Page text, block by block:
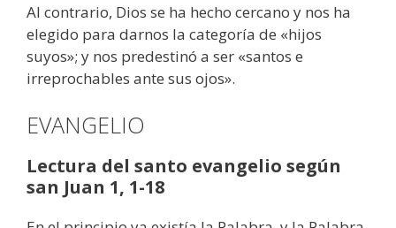
Al contrario, Dios se ha hecho cercano y nos ha
elegido para darnos la categoría de «hijos
suyos»; y nos predestinó a ser «santos e
irreprochables ante sus ojos».
EVANGELIO
Lectura del santo evangelio según
san Juan 1, 1-18